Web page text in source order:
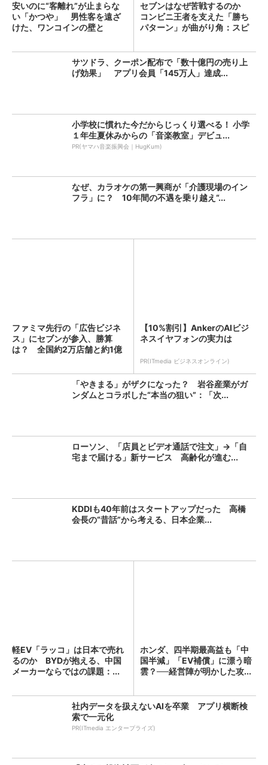
安いのに“客離れ”が止まらな
い「かつや」 男性客を遠ざ
けた、ワンコインの壁と
セブンはなぜ苦戦するのか
コンビニ王者を支えた「勝ち
パターン」が曲がり角：スピ
サツドラ、クーポン配布で「数十億円の売り上
げ効果」 アプリ会員「145万人」達成...
小学校に慣れた今だからじっくり選べる！ 小学
１年生夏休みからの「音楽教室」デビュ...
PR(ヤマハ音楽振興会｜HugKum)
なぜ、カラオケの第一興商が「介護現場のイン
フラ」に？ 10年間の不遇を乗り越え“...
ファミマ先行の「広告ビジネ
ス」にセブンが参入、勝算
は？ 全国約2万店舗と約1億
【10%割引】AnkerのAIビジ
ネスイヤフォンの実力は
PR(ITmedia ビジネスオンライン)
「やきまる」がザクになった？ 岩谷産業がガ
ンダムとコラボした“本当の狙い”：「次...
ローソン、「店員とビデオ通話で注文」→「自
宅まで届ける」新サービス 高齢化が進む...
KDDIも40年前はスタートアップだった 高橋
会長の“昔話”から考える、日本企業...
軽EV「ラッコ」は日本で売れ
るのか BYDが抱える、中国
メーカーならではの課題：...
ホンダ、四半期最高益も「中
国半減」「EV補償」に漂う暗
雲？──経営陣が明かした攻...
社内データを扱えないAIを卒業 アプリ横断検
索で一元化
PR(ITmedia エンタープライズ)